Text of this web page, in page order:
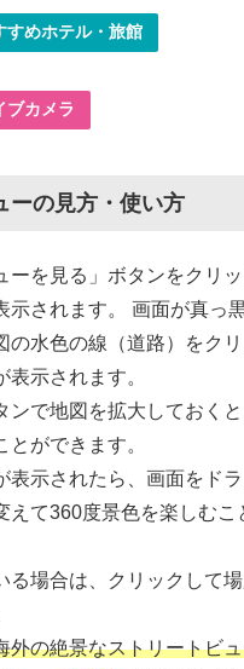
めホテル・旅館
カメラ
ーの見方・使い方
ーを見る」ボタンをクリ
示されます。 画面が真っ
の水色の線（道路）をク
表示されます。
ンで地図を拡大しておく
ができます。
表示されたら、画面をド
えて360度景色を楽しむこ
る場合は、クリックして
外の絶景なストリートビ